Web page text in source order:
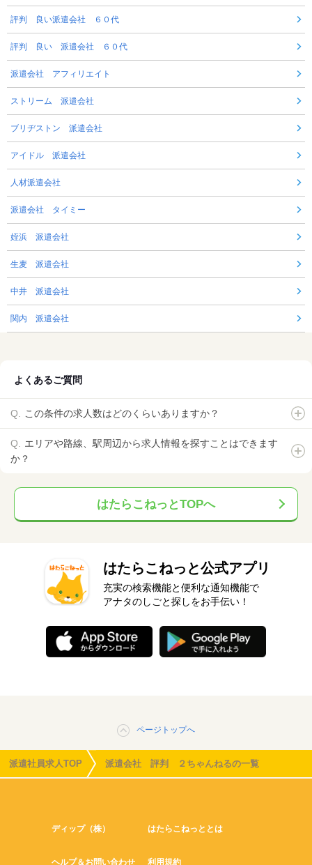
評判 良い派遣会社 ６０代
評判 良い 派遣会社 ６０代
派遣会社 アフィリエイト
ストリーム 派遣会社
ブリヂストン 派遣会社
アイドル 派遣会社
人材派遣会社
派遣会社 タイミー
姪浜 派遣会社
生麦 派遣会社
中井 派遣会社
関内 派遣会社
よくあるご質問
この条件の求人数はどのくらいありますか？
エリアや路線、駅周辺から求人情報を探すことはできます
か？
はたらこねっとTOPへ
はたらこねっと公式アプリ
充実の検索機能と便利な通知機能で
アナタのしごと探しをお手伝い！
ページトップへ
派遣社員求人TOP 派遣会社 評判 ２ちゃんねるの一覧
ディップ（株） はたらこねっととは
ヘルプ＆お問い合わせ 利用規約